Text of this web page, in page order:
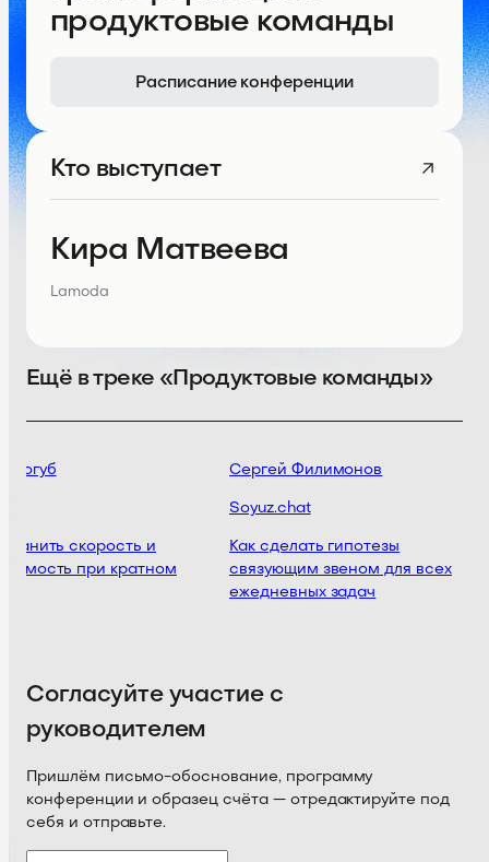
продуктовые команды
Расписание конференции
Кто выступает
Кира Матвеева
Lamoda
Ещё в треке «Продуктовые команды»
скорость и
при кратном
Сергей Филимонов
Soyuz.chat
Как сделать гипотезы
связующим звеном для всех
ежедневных задач
Согласуйте участие с
руководителем
Пришлём письмо-обоснование, программу
конференции и образец счёта — отредактируйте под
себя и отправьте.